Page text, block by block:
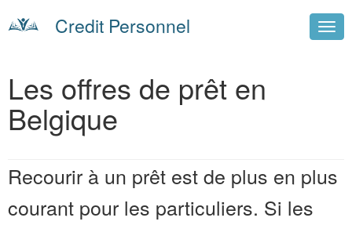
Credit Personnel
Les offres de prêt en
Belgique
Recourir à un prêt est de plus en plus
courant pour les particuliers. Si les